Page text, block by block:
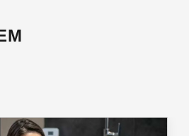
окрестности
тухлой